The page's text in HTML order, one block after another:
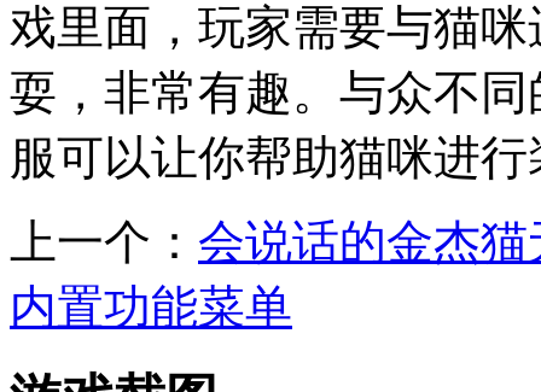
戏里面，玩家需要与猫
耍，非常有趣。与众不
服可以让你帮助猫咪进
上一个： 会说话的金杰
内置功能菜单